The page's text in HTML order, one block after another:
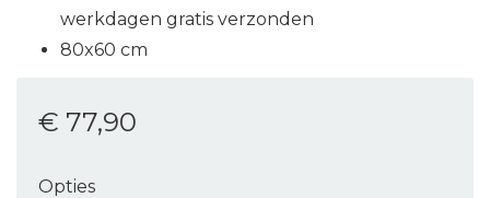
werkdagen gratis verzonden
80x60 cm
€ 77,90
Opties